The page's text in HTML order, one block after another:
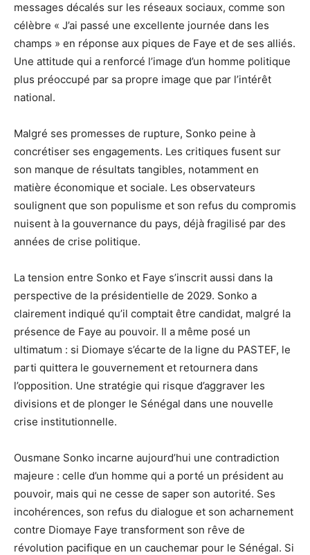
messages décalés sur les réseaux sociaux, comme son
célèbre « J’ai passé une excellente journée dans les
champs » en réponse aux piques de Faye et de ses alliés.
Une attitude qui a renforcé l’image d’un homme politique
plus préoccupé par sa propre image que par l’intérêt
national.
Malgré ses promesses de rupture, Sonko peine à
concrétiser ses engagements. Les critiques fusent sur
son manque de résultats tangibles, notamment en
matière économique et sociale. Les observateurs
soulignent que son populisme et son refus du compromis
nuisent à la gouvernance du pays, déjà fragilisé par des
années de crise politique.
La tension entre Sonko et Faye s’inscrit aussi dans la
perspective de la présidentielle de 2029. Sonko a
clairement indiqué qu’il comptait être candidat, malgré la
présence de Faye au pouvoir. Il a même posé un
ultimatum : si Diomaye s’écarte de la ligne du PASTEF, le
parti quittera le gouvernement et retournera dans
l’opposition. Une stratégie qui risque d’aggraver les
divisions et de plonger le Sénégal dans une nouvelle
crise institutionnelle.
Ousmane Sonko incarne aujourd’hui une contradiction
majeure : celle d’un homme qui a porté un président au
pouvoir, mais qui ne cesse de saper son autorité. Ses
incohérences, son refus du dialogue et son acharnement
contre Diomaye Faye transforment son rêve de
révolution pacifique en un cauchemar pour le Sénégal. Si